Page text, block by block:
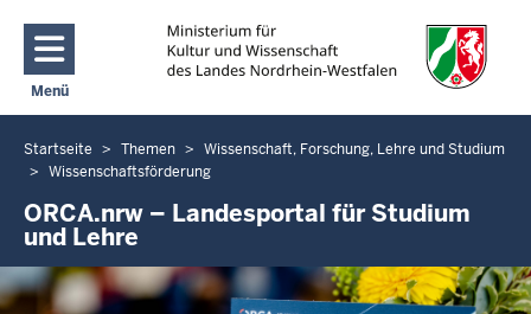
Direkt zum Inhalt
Menü
Navigation aktivieren/deaktivieren: Main Menu
Sie
befinden
sich
hier
Startseite Themen
Wissenschaft, Forschung, Lehre und Studium
Wissenschaftsförderung
ORCA.nrw – Landesportal für Studium
und Lehre